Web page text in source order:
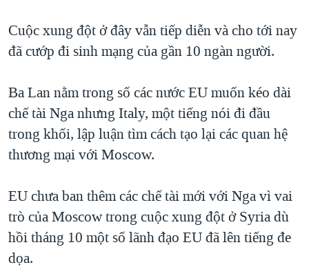
Cuộc xung đột ở đây vẫn tiếp diễn và cho tới nay
đã cướp đi sinh mạng của gần 10 ngàn người.
Ba Lan nằm trong số các nước EU muốn kéo dài
chế tài Nga nhưng Italy, một tiếng nói đi đầu
trong khối, lập luận tìm cách tạo lại các quan hệ
thương mại với Moscow.
EU chưa ban thêm các chế tài mới với Nga vì vai
trò của Moscow trong cuộc xung đột ở Syria dù
hồi tháng 10 một số lãnh đạo EU đã lên tiếng đe
dọa.